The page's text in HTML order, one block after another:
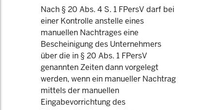
Nach § 20 Abs. 4 S. 1 FPersV darf bei
einer Kontrolle anstelle eines
manuellen Nachtrages eine
Bescheinigung des Unternehmers
über die in § 20 Abs. 1 FPersV
genannten Zeiten dann vorgelegt
werden, wenn ein manueller Nachtrag
mittels der manuellen
Eingabevorrichtung des